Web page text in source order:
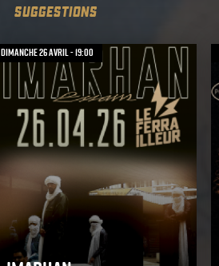
SUGGESTIONS
dimanche 26 avril - 19:00